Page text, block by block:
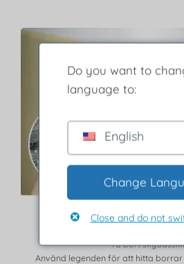
Steg 2
Ta bort
Använd legenden för att hitta
Do you want to
language to:
English
Change
Close and do not